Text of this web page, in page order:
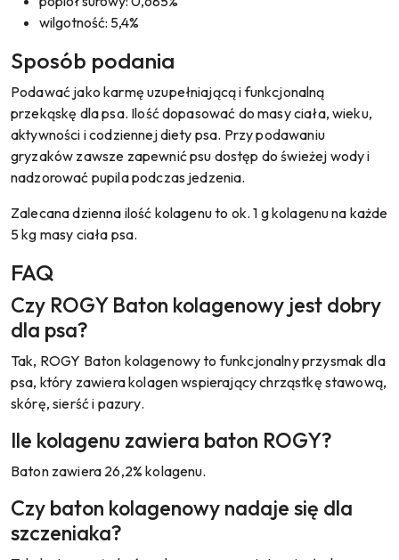
wilgotność: 5,4%
Sposób podania
Podawać jako karmę uzupełniającą i funkcjonalną
przekąskę dla psa. Ilość dopasować do masy ciała, wieku,
aktywności i codziennej diety psa. Przy podawaniu
gryzaków zawsze zapewnić psu dostęp do świeżej wody i
nadzorować pupila podczas jedzenia.
Zalecana dzienna ilość kolagenu to ok. 1 g kolagenu na każde
5 kg masy ciała psa.
FAQ
Czy ROGY Baton kolagenowy jest dobry
dla psa?
Tak, ROGY Baton kolagenowy to funkcjonalny przysmak dla
psa, który zawiera kolagen wspierający chrząstkę stawową,
skórę, sierść i pazury.
Ile kolagenu zawiera baton ROGY?
Baton zawiera 26,2% kolagenu.
Czy baton kolagenowy nadaje się dla
szczeniaka?